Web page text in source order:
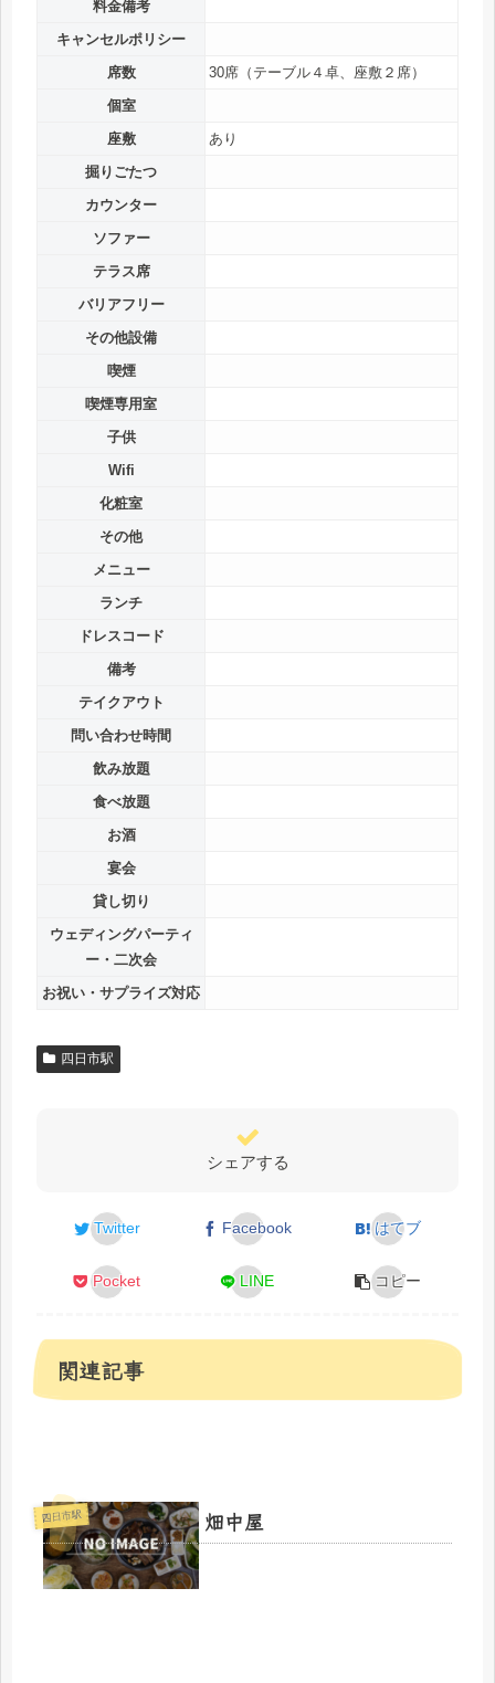
料金備考
キャンセルポリシー
席数
30席（テーブル４卓、座敷２席）
個室
座敷
あり
掘りごたつ
カウンター
ソファー
テラス席
バリアフリー
その他設備
喫煙
喫煙専用室
子供
Wifi
化粧室
その他
メニュー
ランチ
ドレスコード
備考
テイクアウト
問い合わせ時間
飲み放題
食べ放題
お酒
宴会
貸し切り
ウェディングパーティ
ー・二次会
お祝い・サプライズ対応
四日市駅
シェアする
Twitter Facebook はてブ
Pocket LINE コピー
関連記事
四日市駅 畑中屋